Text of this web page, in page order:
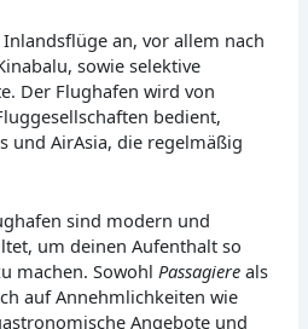
an, vor allem nach
sowie selektive
Der Flughafen wird von
bedient,
und AirAsia, die regelmäßig
sind modern und
um deinen Aufenthalt so
machen. SowohlPassagiere als
auf Annehmlichkeiten wie
Angebote und